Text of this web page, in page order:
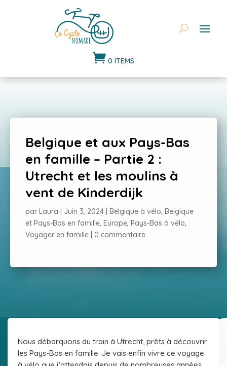
 0 ITEMS
Belgique et aux Pays-Bas
en famille – Partie 2 :
Utrecht et les moulins à
vent de Kinderdijk
par Laura Juin 3, 2024 Belgique à vélo, Belgique
et Pays-Bas en famille, Europe, Pays-Bas à vélo,
Voyager en famille
0 commentaire
Nous débarquons du train à Utrecht, prêts à découvrir
les Pays-Bas en famille. Je vais enfin vivre ce voyage